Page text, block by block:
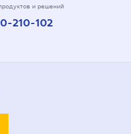
и решений
210-102